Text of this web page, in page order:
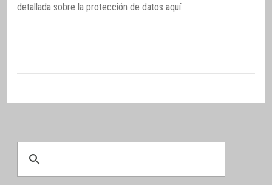
detallada sobre la protección de datos aquí.